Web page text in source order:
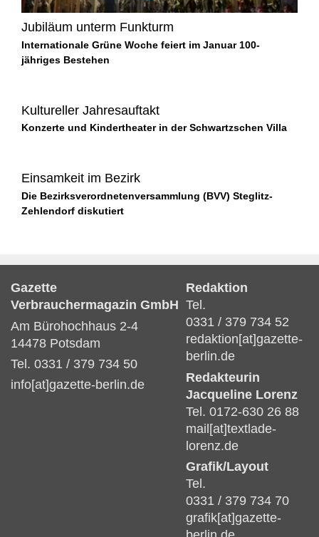
Jubiläum unterm Funkturm
Internationale Grüne Woche feiert im Januar 100-
jähriges Bestehen
Kultureller Jahresauftakt
Konzerte und Kindertheater in der Schwartzschen Villa
Einsamkeit im Bezirk
Die Bezirksverordnetenversammlung (BVV) Steglitz-
Zehlendorf diskutiert
Gazette
Verbrauchermagazin GmbH
Am Bürohochhaus 2-4
14478 Potsdam
Tel. 0331 / 379 734 50
info[at]gazette-berlin.de
Redaktion
Tel.
0331 / 379 734 52
redaktion[at]gazette-
berlin.de
Redakteurin
Jacqueline Lorenz
Tel. 0172-630 26 88
mail[at]textlade-
lorenz.de
Grafik/Layout
Tel.
0331 / 379 734 70
grafik[at]gazette-